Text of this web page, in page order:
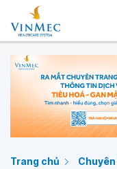
Trang chủ